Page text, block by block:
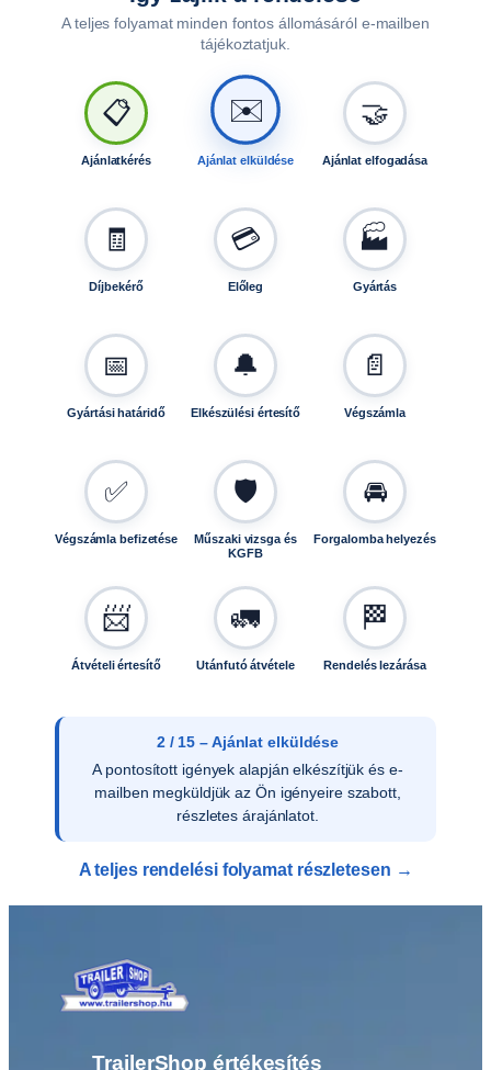
A teljes folyamat minden fontos állomásáról e-mailben
tájékoztatjuk.
📋
Ajánlatkérés
✉️
Ajánlat elküldése
🤝
Ajánlat elfogadása
🧾
Díjbekérő
💳
Előleg
🏭
Gyártás
📅
Gyártási határidő
🔔
Elkészülési értesítő
📄
Végszámla
✅
Végszámla befizetése
🛡️
Műszaki vizsga és
KGFB
🚘
Forgalomba helyezés
📨
Átvételi értesítő
🚛
Utánfutó átvétele
🏁
Rendelés lezárása
2 / 15 – Ajánlat elküldése
A pontosított igények alapján elkészítjük és e-
mailben megküldjük az Ön igényeire szabott,
részletes árajánlatot.
A teljes rendelési folyamat részletesen →
TrailerShop értékesítés